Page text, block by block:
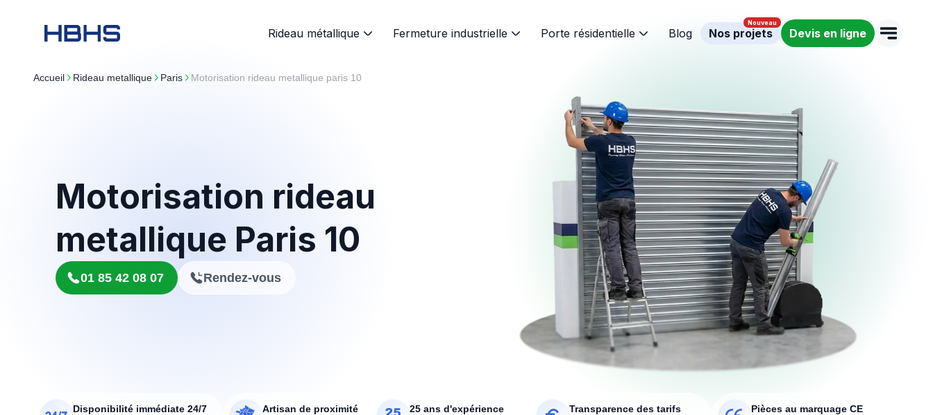
Rideau métallique Fermeture industrielle Porte résidentielle Blog Nos projets Devis en ligne
Accueil rideau metallique paris Motorisation rideau metallique paris 10
Motorisation rideau
metallique Paris 10
01 85 42 08 07 Rendez-vous
Disponibilité immédiate 24/7
Artisan de proximité
25 ans d'expérience
Transparence des tarifs
Pièces au marquage CE